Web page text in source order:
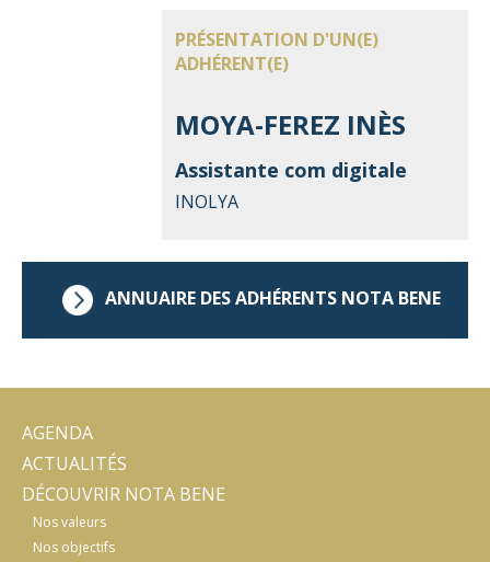
PRÉSENTATION D'UN(E)
ADHÉRENT(E)
MOYA-FEREZ INÈS
Assistante com digitale
INOLYA
ANNUAIRE DES ADHÉRENTS NOTA BENE
AGENDA
ACTUALITÉS
DÉCOUVRIR NOTA BENE
Nos valeurs
Nos objectifs